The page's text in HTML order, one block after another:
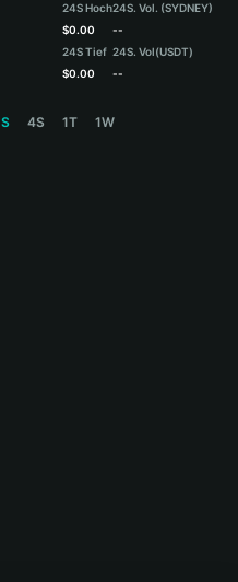
24S Hoch
$0.00
24S Tief
$0.00
24S. Vol. (SYDNEY)
--
24S. Vol(USDT)
--
4S 1T 1W